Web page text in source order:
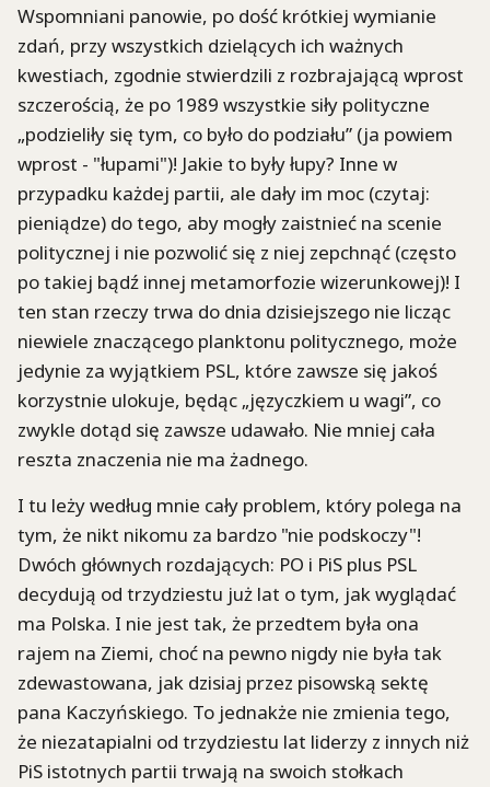
Wspomniani panowie, po dość krótkiej wymianie
zdań, przy wszystkich dzielących ich ważnych
kwestiach, zgodnie stwierdzili z rozbrajającą wprost
szczerością, że po 1989 wszystkie siły polityczne
„podzieliły się tym, co było do podziału” (ja powiem
wprost - "łupami")! Jakie to były łupy? Inne w
przypadku każdej partii, ale dały im moc (czytaj:
pieniądze) do tego, aby mogły zaistnieć na scenie
politycznej i nie pozwolić się z niej zepchnąć (często
po takiej bądź innej metamorfozie wizerunkowej)! I
ten stan rzeczy trwa do dnia dzisiejszego nie licząc
niewiele znaczącego planktonu politycznego, może
jedynie za wyjątkiem PSL, które zawsze się jakoś
korzystnie ulokuje, będąc „języczkiem u wagi”, co
zwykle dotąd się zawsze udawało. Nie mniej cała
reszta znaczenia nie ma żadnego.
I tu leży według mnie cały problem, który polega na
tym, że nikt nikomu za bardzo "nie podskoczy"!
Dwóch głównych rozdających: PO i PiS plus PSL
decydują od trzydziestu już lat o tym, jak wyglądać
ma Polska. I nie jest tak, że przedtem była ona
rajem na Ziemi, choć na pewno nigdy nie była tak
zdewastowana, jak dzisiaj przez pisowską sektę
pana Kaczyńskiego. To jednakże nie zmienia tego,
że niezatapialni od trzydziestu lat liderzy z innych niż
PiS istotnych partii trwają na swoich stołkach